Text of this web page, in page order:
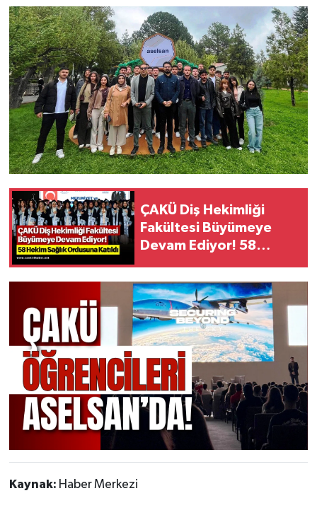
ÇAKÜ Diş Hekimliği
Fakültesi Büyümeye
Devam Ediyor! 58
Katıldı
Kaynak: Haber Merkezi